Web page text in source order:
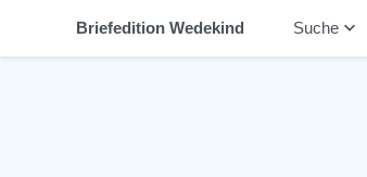
Briefedition Wedekind Suchekeyboard_arrow_down